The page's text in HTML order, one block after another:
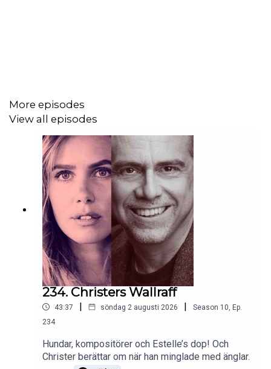
More episodes
View all episodes
234. Christers Wallraff
43:37 | söndag 2 augusti 2026 | Season 10, Ep.
234
Hundar, kompositörer och Estelle’s dop! Och
Christer berättar om när han minglade med änglar.